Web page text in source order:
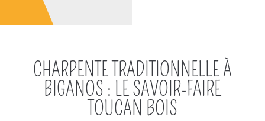
CHARPENTE TRADITIONNELLE À
BIGANOS : LE SAVOIR-FAIRE
TOUCAN BOIS